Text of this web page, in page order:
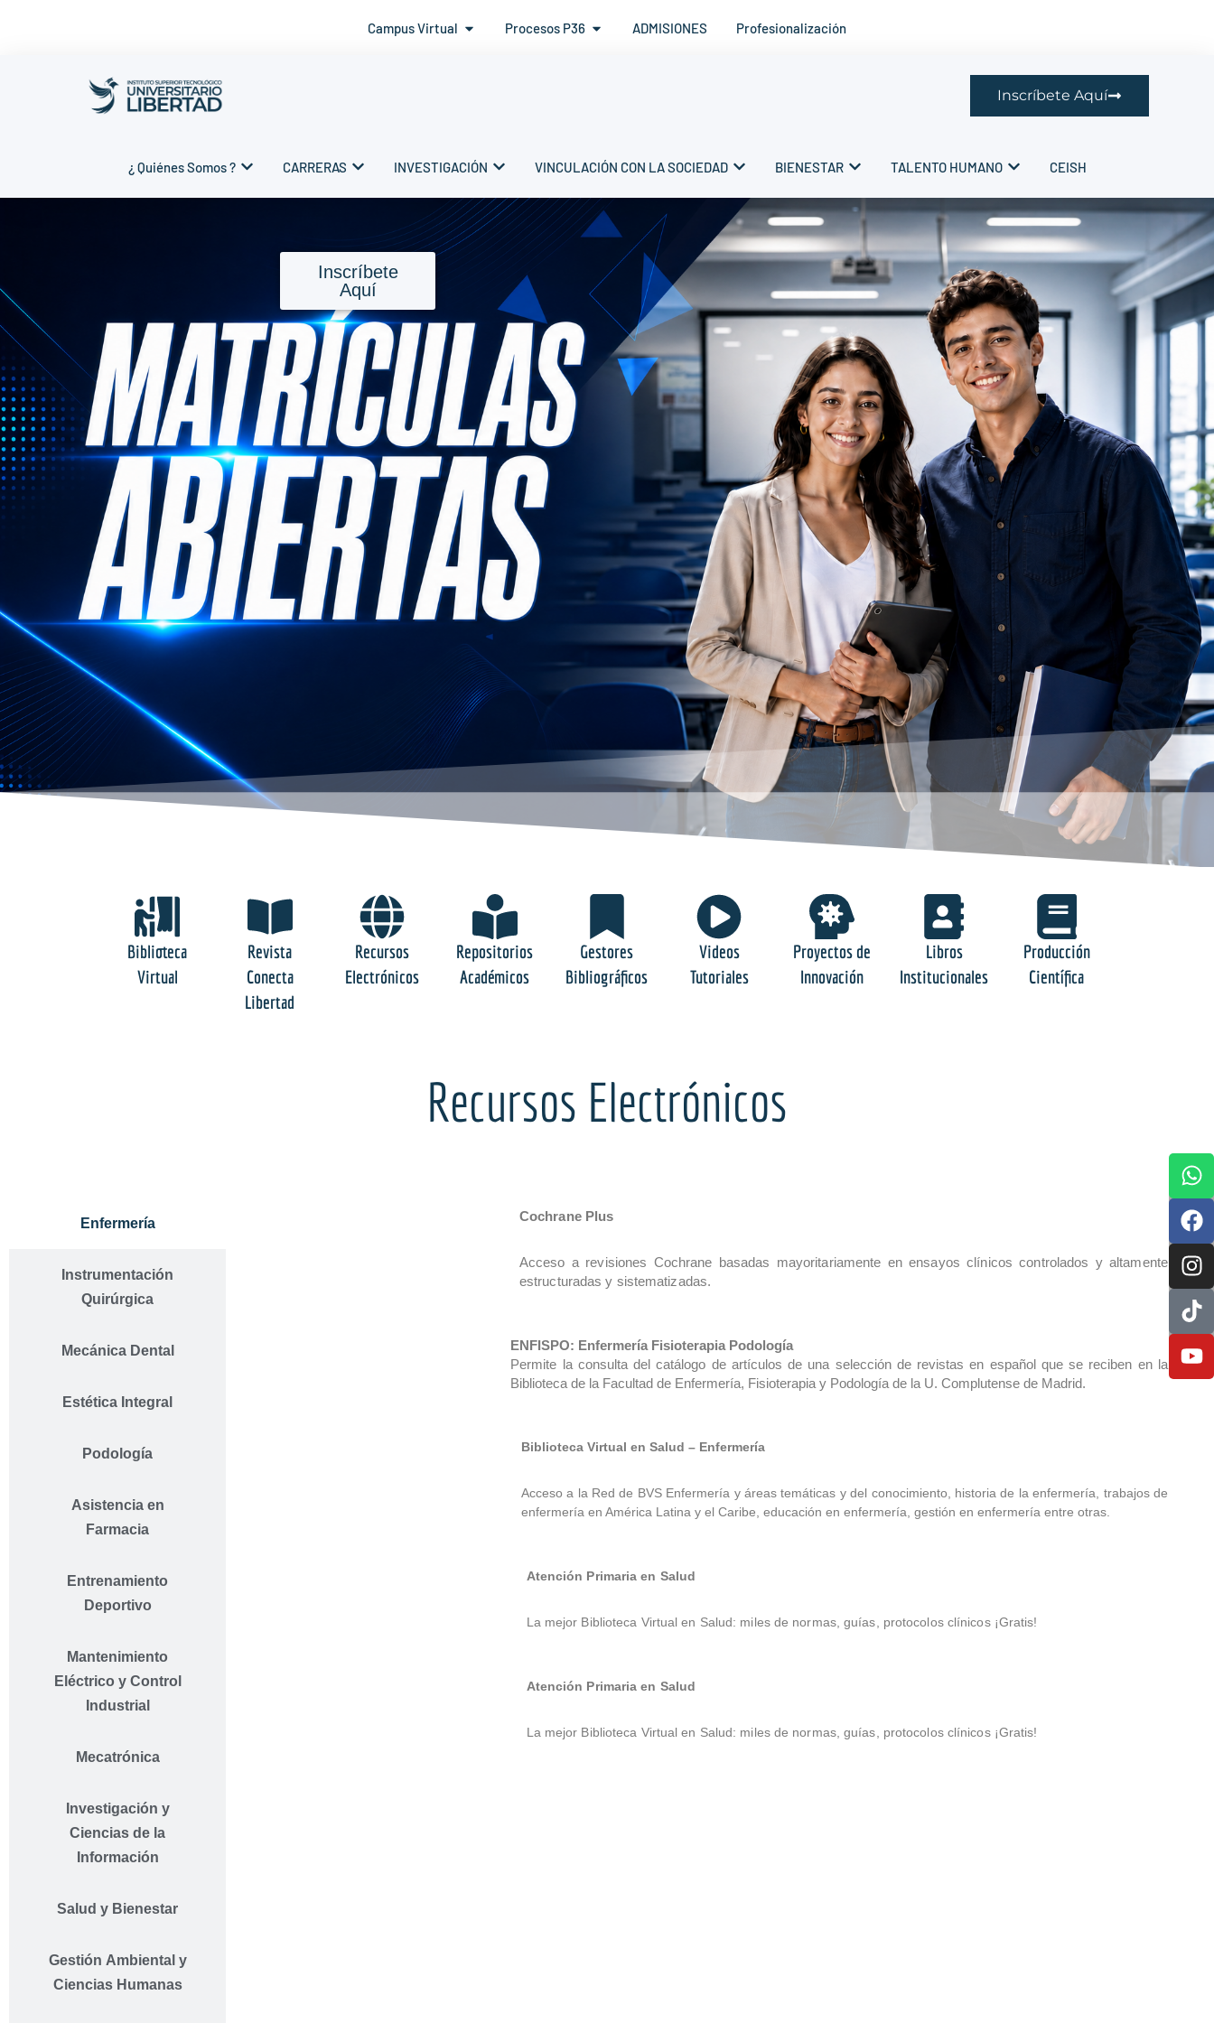
Campus Virtual Procesos P36 ADMISIONES Profesionalización
Inscríbete Aquí
¿ Quiénes Somos ? CARRERAS INVESTIGACIÓN VINCULACIÓN CON LA SOCIEDAD BIENESTAR TALENTO HUMANO CEISH
Inscríbete
Aquí
Biblioteca
Virtual
Revista
Conecta
Libertad
Recursos
Electrónicos
Repositorios
Académicos
Gestores
Bibliográficos
Videos
Tutoriales
Proyectos de
Innovación
Libros
Institucionales
Producción
Científica
Recursos Electrónicos
Enfermería
Instrumentación
Quirúrgica
Mecánica Dental
Estética Integral
Podología
Asistencia en
Farmacia
Entrenamiento
Deportivo
Mantenimiento
Eléctrico y Control
Industrial
Mecatrónica
Investigación y
Ciencias de la
Información
Salud y Bienestar
Gestión Ambiental y
Ciencias Humanas
Cochrane Plus
Acceso a revisiones Cochrane basadas mayoritariamente en ensayos clínicos controlados y altamente
estructuradas y sistematizadas.
ENFISPO: Enfermería Fisioterapia Podología
Permite la consulta del catálogo de artículos de una selección de revistas en español que se reciben en la
Biblioteca de la Facultad de Enfermería, Fisioterapia y Podología de la U. Complutense de Madrid.
Biblioteca Virtual en Salud – Enfermería
Acceso a la Red de BVS Enfermería y áreas temáticas y del conocimiento, historia de la enfermería, trabajos de
enfermería en América Latina y el Caribe, educación en enfermería, gestión en enfermería entre otras.
Atención Primaria en Salud
La mejor Biblioteca Virtual en Salud: miles de normas, guías, protocolos clínicos ¡Gratis!
Atención Primaria en Salud
La mejor Biblioteca Virtual en Salud: miles de normas, guías, protocolos clínicos ¡Gratis!